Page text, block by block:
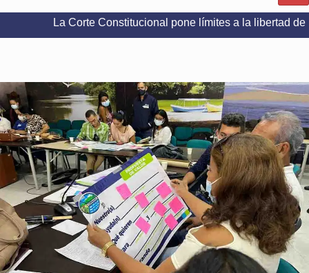
Corte Constitucional pone límites a la libertad de expresión